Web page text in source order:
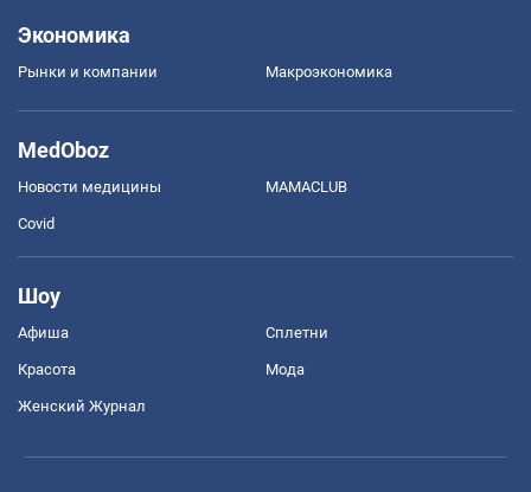
Экономика
Рынки и компании Mакроэкономика
MedOboz
Новости медицины MAMACLUB
Covid
Шоу
Афиша Сплетни
Красота Мода
Женский Журнал